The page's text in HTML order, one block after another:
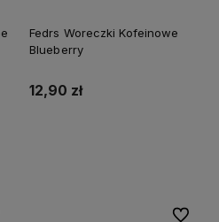
Fedrs Woreczki Kofeinowe
Blueberry
12,90 zł
Do